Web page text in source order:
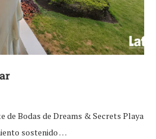
de Bodas de Dreams & Secrets Playa
sostenido …